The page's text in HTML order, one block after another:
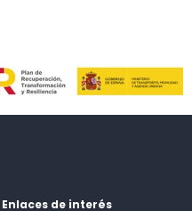
Enlaces de interés